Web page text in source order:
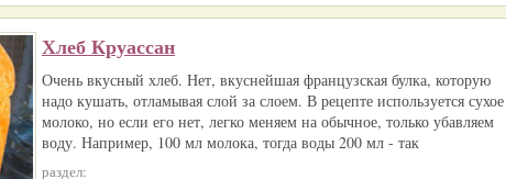
Хлеб Круассан
Очень вкусный хлеб. Нет, вкуснейшая французская булка, которую
надо кушать, отламывая слой за слоем. В рецепте используется сухое
молоко, но если его нет, легко меняем на обычное, только убавляем
воду. Например, 100 мл молока, тогда воды 200 мл - так
раздел: